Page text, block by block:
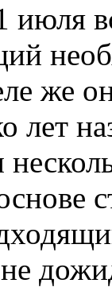
июля
же
лет
не